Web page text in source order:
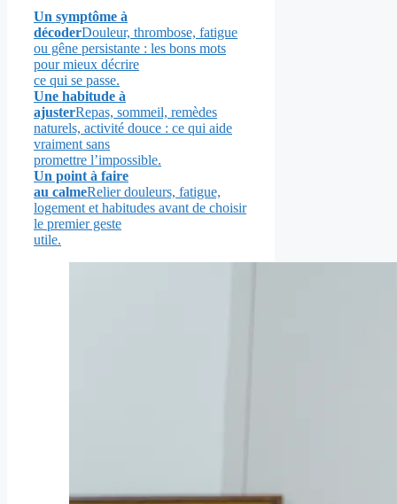
Un symptôme à
décoderDouleur, thrombose, fatigue
ou gêne persistante : les bons mots
pour mieux décrire
ce qui se passe.
Une habitude à
ajusterRepas, sommeil, remèdes
naturels, activité douce : ce qui aide
vraiment sans
promettre l’impossible.
Un point à faire
au calmeRelier douleurs, fatigue,
logement et habitudes avant de choisir
le premier geste
utile.